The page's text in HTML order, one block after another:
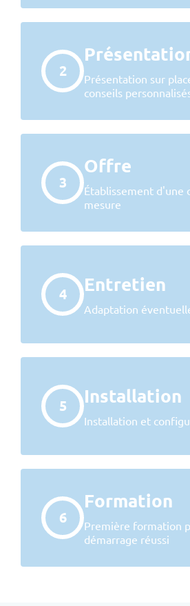
2
Présentation sur
conseils
3
Offre
Établissement d'une
mesure
4 Entretien
Adaptation
5 Installation
Installation et
6
Formation
Première formation
démarrage réussi